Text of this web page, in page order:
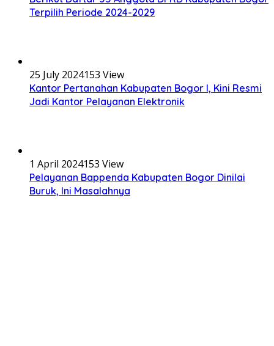
Terpilih Periode 2024-2029
25 July 2024153 View
Kantor Pertanahan Kabupaten Bogor I, Kini Resmi
Jadi Kantor Pelayanan Elektronik
1 April 2024153 View
Pelayanan Bappenda Kabupaten Bogor Dinilai
Buruk, Ini Masalahnya